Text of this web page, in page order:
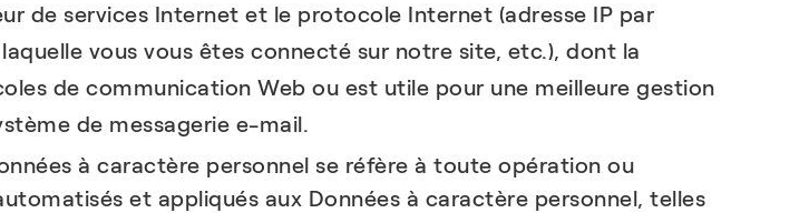
de services Internet et le protocole Internet (adresse IP par
vous vous êtes connecté sur notre site, etc.), dont la
de communication Web ou est utile pour une meilleure gestion
de messagerie e-mail.
à caractère personnel se réfère à toute opération ou
et appliqués aux Données à caractère personnel, telles